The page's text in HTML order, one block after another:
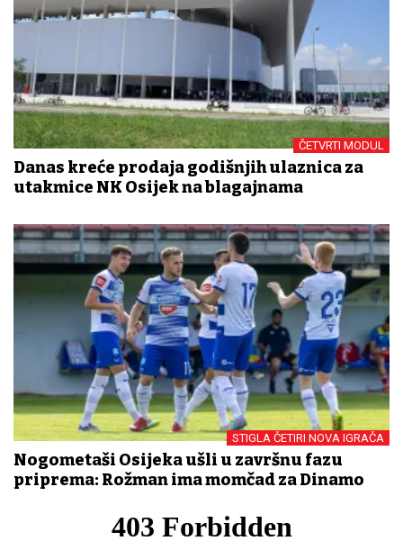
ČETVRTI MODUL
Danas kreće prodaja godišnjih ulaznica za
utakmice NK Osijek na blagajnama
STIGLA ČETIRI NOVA IGRAČA
Nogometaši Osijeka ušli u završnu fazu
priprema: Rožman ima momčad za Dinamo